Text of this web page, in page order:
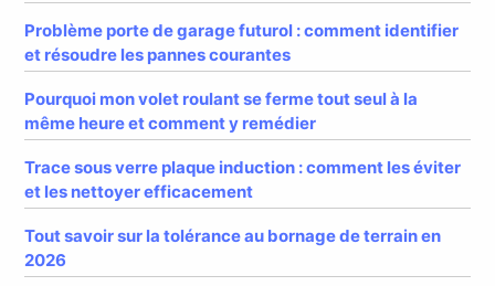
Problème porte de garage futurol : comment identifier
et résoudre les pannes courantes
Pourquoi mon volet roulant se ferme tout seul à la
même heure et comment y remédier
Trace sous verre plaque induction : comment les éviter
et les nettoyer efficacement
Tout savoir sur la tolérance au bornage de terrain en
2026